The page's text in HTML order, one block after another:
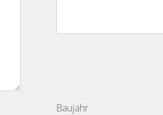
Baujahr